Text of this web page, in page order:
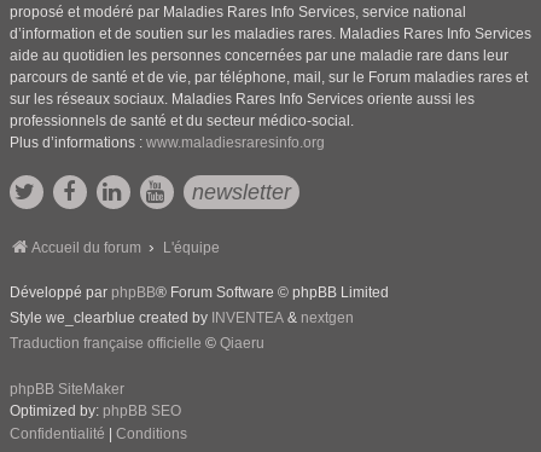
proposé et modéré par Maladies Rares Info Services, service national
d’information et de soutien sur les maladies rares. Maladies Rares Info Services
aide au quotidien les personnes concernées par une maladie rare dans leur
parcours de santé et de vie, par téléphone, mail, sur le Forum maladies rares et
sur les réseaux sociaux. Maladies Rares Info Services oriente aussi les
professionnels de santé et du secteur médico-social.
Plus d’informations : www.maladiesraresinfo.org
newsletter
Accueil du forum L'équipe
Développé par phpBB® Forum Software © phpBB Limited
Style we_clearblue created by INVENTEA & nextgen
Traduction française officielle © Qiaeru
phpBB SiteMaker
Optimized by: phpBB SEO
Confidentialité
Conditions